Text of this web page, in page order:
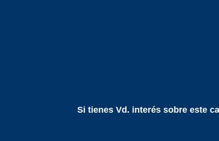
Si tienes Vd. interés sobre este